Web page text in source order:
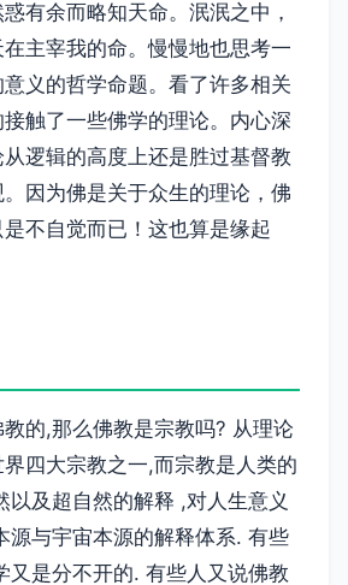
有余而略知天命。泯泯之中，
主宰我的命。慢慢地也思考一
义的哲学命题。看了许多相关
触了一些佛学的理论。内心深
逻辑的高度上还是胜过基督教
因为佛是关于众生的理论，佛
不自觉而已！这也算是缘起
的,那么佛教是宗教吗? 从理论
界四大宗教之一,而宗教是人类的
以及超自然的解释 ,对人生意义
源与宇宙本源的解释体系. 有些
又是分不开的. 有些人又说佛教